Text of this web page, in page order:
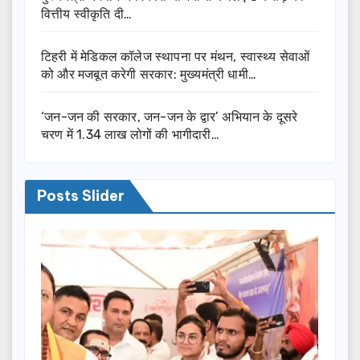
वित्तीय स्वीकृति दी…
टिहरी में मेडिकल कॉलेज स्थापना पर मंथन, स्वास्थ्य सेवाओं
को और मजबूत करेगी सरकार: मुख्यमंत्री धामी…
‘जन-जन की सरकार, जन-जन के द्वार’ अभियान के दूसरे
चरण में 1.34 लाख लोगों की भागीदारी…
Posts Slider